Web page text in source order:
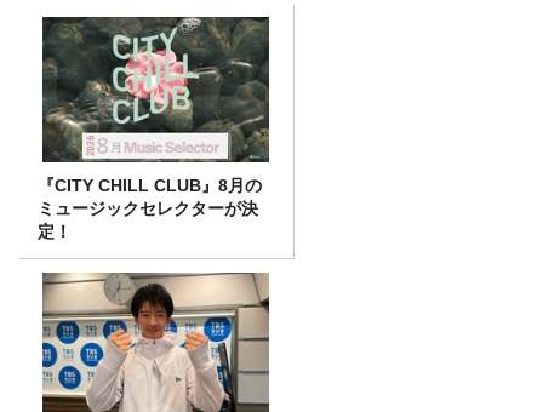
『CITY CHILL CLUB』8月の
ミュージックセレクターが決
定！